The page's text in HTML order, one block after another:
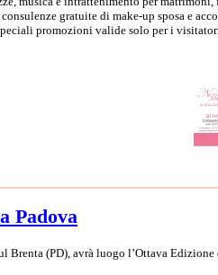
gratuite di make-up sposa e
promozioni valide solo per i
Padova
(PD), avrà luogo l’Ottava